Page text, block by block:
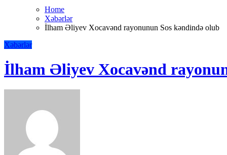
Home
Xəbərlər
İlham Əliyev Xocavənd rayonunun Sos kəndində olub
Xəbərlər
İlham Əliyev Xocavənd